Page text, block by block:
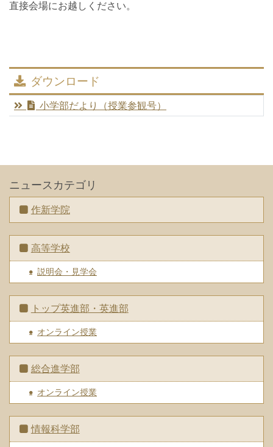
直接会場にお越しください。
ダウンロード
小学部だより（授業参観号）
ニュースカテゴリ
作新学院
高等学校
説明会・見学会
トップ英進部・英進部
オンライン授業
総合進学部
オンライン授業
情報科学部